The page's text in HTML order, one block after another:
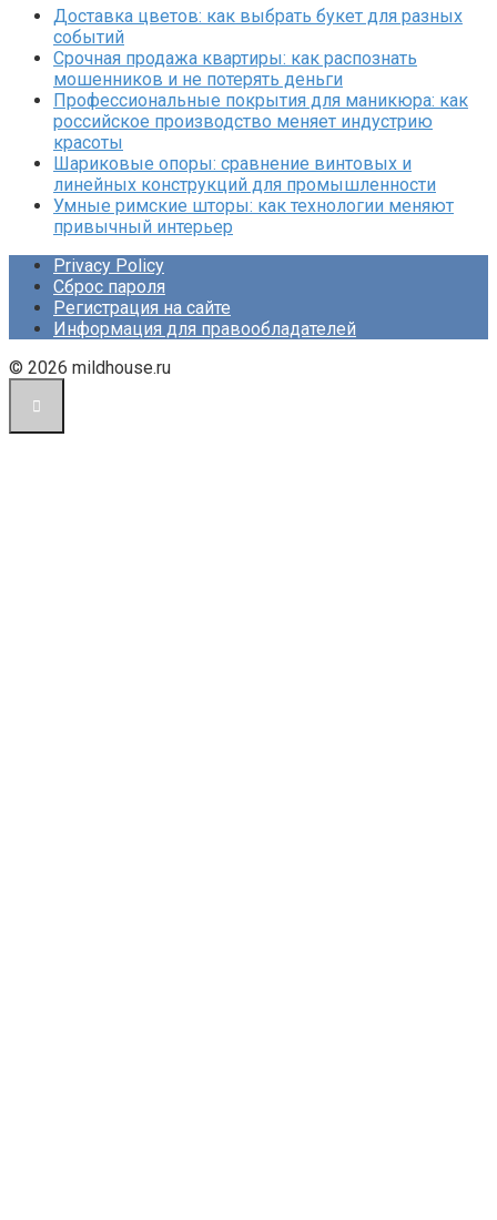
Доставка цветов: как выбрать букет для разных
событий
Срочная продажа квартиры: как распознать
мошенников и не потерять деньги
Профессиональные покрытия для маникюра: как
российское производство меняет индустрию
красоты
Шариковые опоры: сравнение винтовых и
линейных конструкций для промышленности
Умные римские шторы: как технологии меняют
привычный интерьер
Privacy Policy
Сброс пароля
Регистрация на сайте
Информация для правообладателей
© 2026 mildhouse.ru